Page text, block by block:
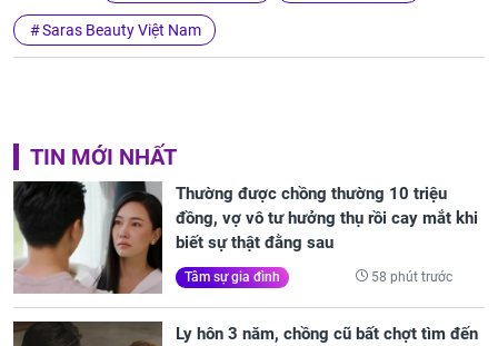
Saras Beauty Việt Nam
TIN MỚI NHẤT
Thường được chồng thường 10 triệu
đồng, vợ vô tư hưởng thụ rồi cay mắt khi
biết sự thật đằng sau
Tâm sự gia đình 58 phút trước
Ly hôn 3 năm, chồng cũ bất chợt tìm đến